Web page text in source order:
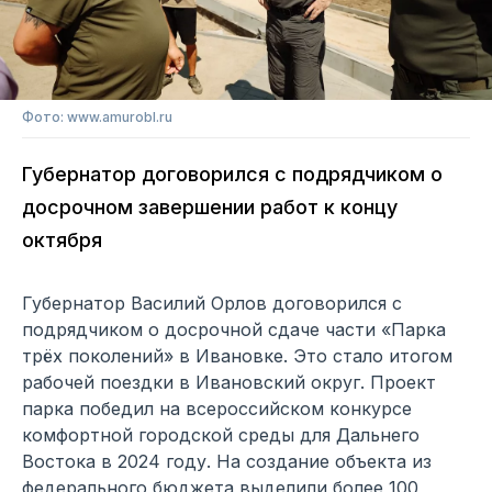
Фото: www.amurobl.ru
Губернатор договорился с подрядчиком о
досрочном завершении работ к концу
октября
Губернатор Василий Орлов договорился с
подрядчиком о досрочной сдаче части «Парка
трёх поколений» в Ивановке. Это стало итогом
рабочей поездки в Ивановский округ. Проект
парка победил на всероссийском конкурсе
комфортной городской среды для Дальнего
Востока в 2024 году. На создание объекта из
федерального бюджета выделили более 100